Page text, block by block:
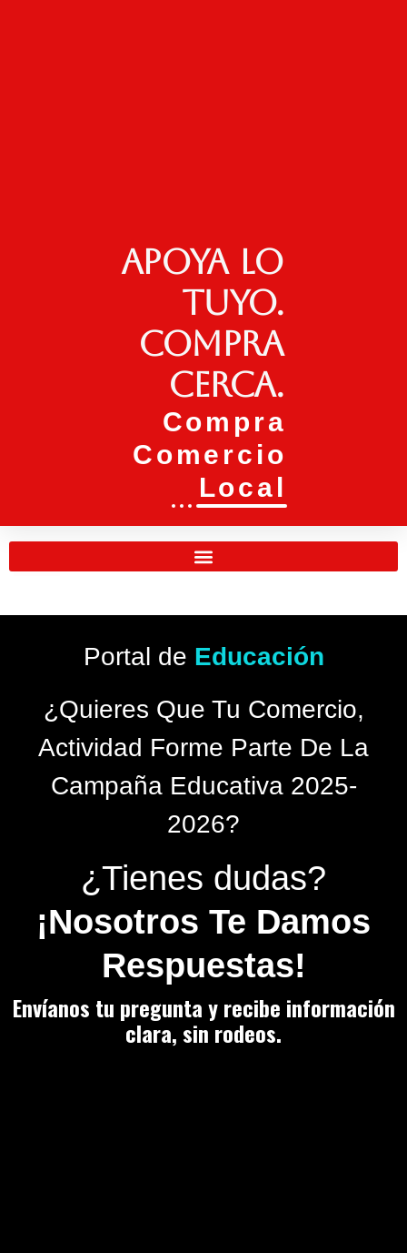
Apoya lo
tuyo.
Compra
cerca.
Compra
Comercio
Local
Portal de Educación
¿Quieres Que Tu Comercio,
Actividad Forme Parte De La
Campaña Educativa 2025-
2026?
¿Tienes dudas?
¡Nosotros Te Damos
Respuestas!
Envíanos tu pregunta y recibe información
clara, sin rodeos.